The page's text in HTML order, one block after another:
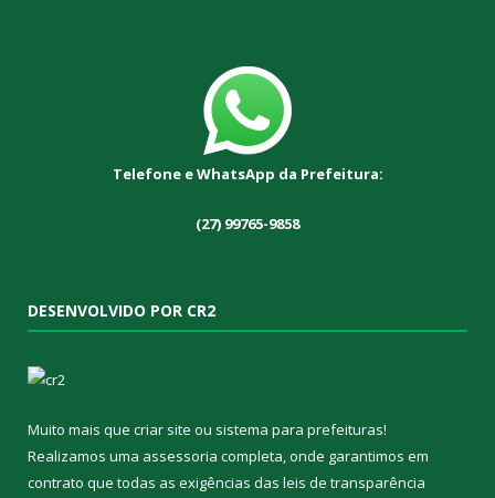
Telefone e WhatsApp da Prefeitura:
(27) 99765-9858
DESENVOLVIDO POR CR2
Muito mais que criar site ou sistema para prefeituras!
Realizamos uma assessoria completa, onde garantimos em
contrato que todas as exigências das leis de transparência